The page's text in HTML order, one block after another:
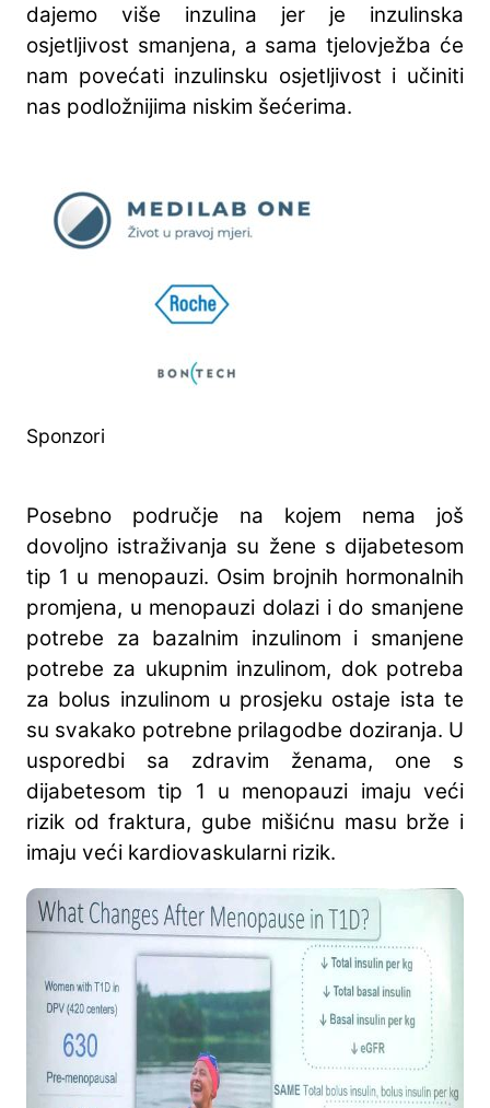
dajemo više inzulina jer je inzulinska
osjetljivost smanjena, a sama tjelovježba će
nam povećati inzulinsku osjetljivost i učiniti
nas podložnijima niskim šećerima.
Sponzori
Posebno područje na kojem nema još
dovoljno istraživanja su žene s dijabetesom
tip 1 u menopauzi. Osim brojnih hormonalnih
promjena, u menopauzi dolazi i do smanjene
potrebe za bazalnim inzulinom i smanjene
potrebe za ukupnim inzulinom, dok potreba
za bolus inzulinom u prosjeku ostaje ista te
su svakako potrebne prilagodbe doziranja. U
usporedbi sa zdravim ženama, one s
dijabetesom tip 1 u menopauzi imaju veći
rizik od fraktura, gube mišićnu masu brže i
imaju veći kardiovaskularni rizik.